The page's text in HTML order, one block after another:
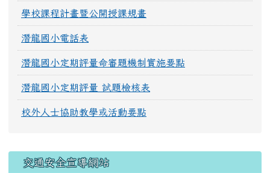
學校課程計畫暨公開授課規畫
潛龍國小電話表
潛龍國小定期評量命審題機制實施要點
潛龍國小定期評量 試題檢核表
校外人士協助教學或活動要點
交通安全宣導網站